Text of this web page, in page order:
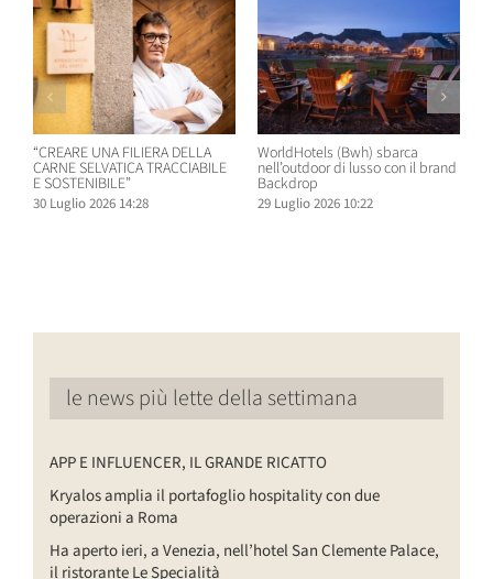
“CREARE UNA FILIERA DELLA
CARNE SELVATICA TRACCIABILE
E SOSTENIBILE”
30 Luglio 2026 14:28
WorldHotels (Bwh) sbarca
nell’outdoor di lusso con il brand
Backdrop
29 Luglio 2026 10:22
le news più lette della settimana
APP E INFLUENCER, IL GRANDE RICATTO
Kryalos amplia il portafoglio hospitality con due
operazioni a Roma
Ha aperto ieri, a Venezia, nell’hotel San Clemente Palace,
il ristorante Le Specialità